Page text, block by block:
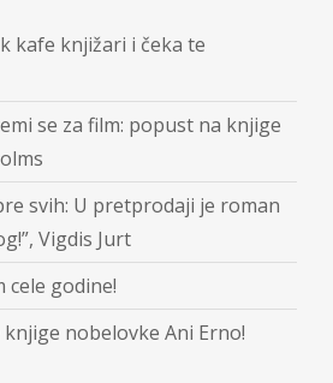
kafe knjižari i čeka te
se za film: popust na knjige
svih: U pretprodaji je roman
Vigdis Jurt
godine!
nobelovke Ani Erno!